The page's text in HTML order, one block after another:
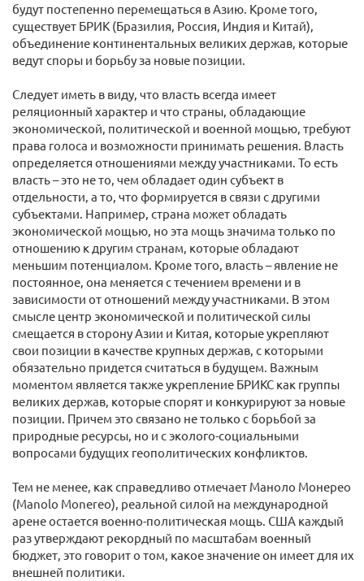
будут постепенно перемещаться в Азию. Кроме того,
существует БРИК (Бразилия, Россия, Индия и Китай),
объединение континентальных великих держав, которые
ведут споры и борьбу за новые позиции.
Следует иметь в виду, что власть всегда имеет
реляционный характер и что страны, обладающие
экономической, политической и военной мощью, требуют
права голоса и возможности принимать решения. Власть
определяется отношениями между участниками. То есть
власть – это не то, чем обладает один субъект в
отдельности, а то, что формируется в связи с другими
субъектами. Например, страна может обладать
экономической мощью, но эта мощь значима только по
отношению к другим странам, которые обладают
меньшим потенциалом. Кроме того, власть – явление не
постоянное, она меняется с течением времени и в
зависимости от отношений между участниками. В этом
смысле центр экономической и политической силы
смещается в сторону Азии и Китая, которые укрепляют
свои позиции в качестве крупных держав, с которыми
обязательно придется считаться в будущем. Важным
моментом является также укрепление БРИКС как группы
великих держав, которые спорят и конкурируют за новые
позиции. Причем это связано не только с борьбой за
природные ресурсы, но и с эколого-социальными
вопросами будущих геополитических конфликтов.
Тем не менее, как справедливо отмечает Маноло Монерео
(Manolo Monereo), реальной силой на международной
арене остается военно-политическая мощь. США каждый
раз утверждают рекордный по масштабам военный
бюджет, это говорит о том, какое значение он имеет для их
внешней политики.